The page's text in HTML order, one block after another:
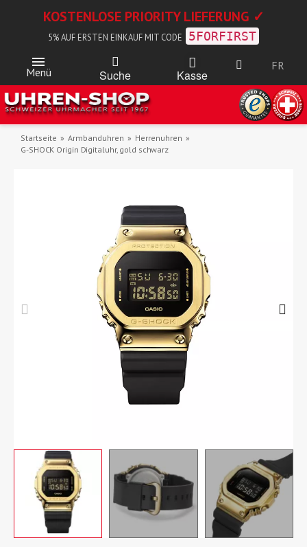
KOSTENLOSE PRIORITY LIEFERUNG ✓
5% AUF ERSTEN EINKAUF MIT CODE 5FORFIRST
Menü Suche Kasse
FR
Startseite Armbanduhren
Herrenuhren
G-SHOCK Origin Digitaluhr, gold schwarz